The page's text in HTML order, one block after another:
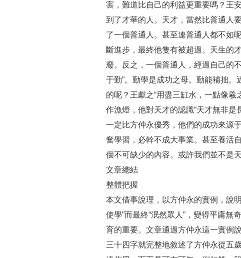
害，難道比自己的利益更重要嗎？王
到了才華的人。天才，當然比普通人
了一個普通人。甚至連普通人都不如
斷進步，最終他隻有被超過。天生的
廢。反之，一個普通人，經過自己的
于勤”。勤學是成功之母。勤能補拙
的呢？王獻之“用盡三缸水，一點像
作漁燈，他對天才的認識“天才無非
一定比方仲永優秀，他們的成功來源
奮學習，必幹不成大事業。甚至養活
個不可缺少的內容。或許我們並不是
文章總結
整體把握
本文借事說理，以方仲永的實例，說
使學”而最終“泯然眾人”，變得平庸無
育的重要。文章通過方仲永這一實例
三十四字就完整地敘述了方仲永從五